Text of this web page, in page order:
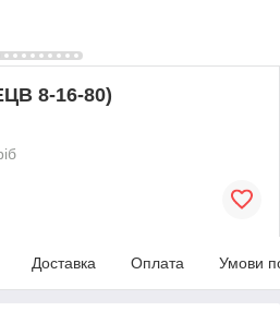
8-16-80)
Доставка Оплата Умови